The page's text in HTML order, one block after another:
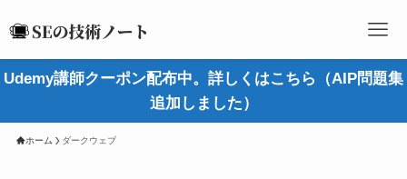
Udemy講師クーポン配布中。詳しくはこちら（AIP問題集
追加しました）
ホーム ダークウェブ